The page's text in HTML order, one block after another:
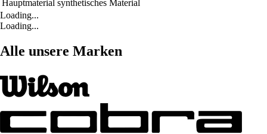
Hauptmaterial synthetisches Material
Loading...
Loading...
Alle unsere Marken